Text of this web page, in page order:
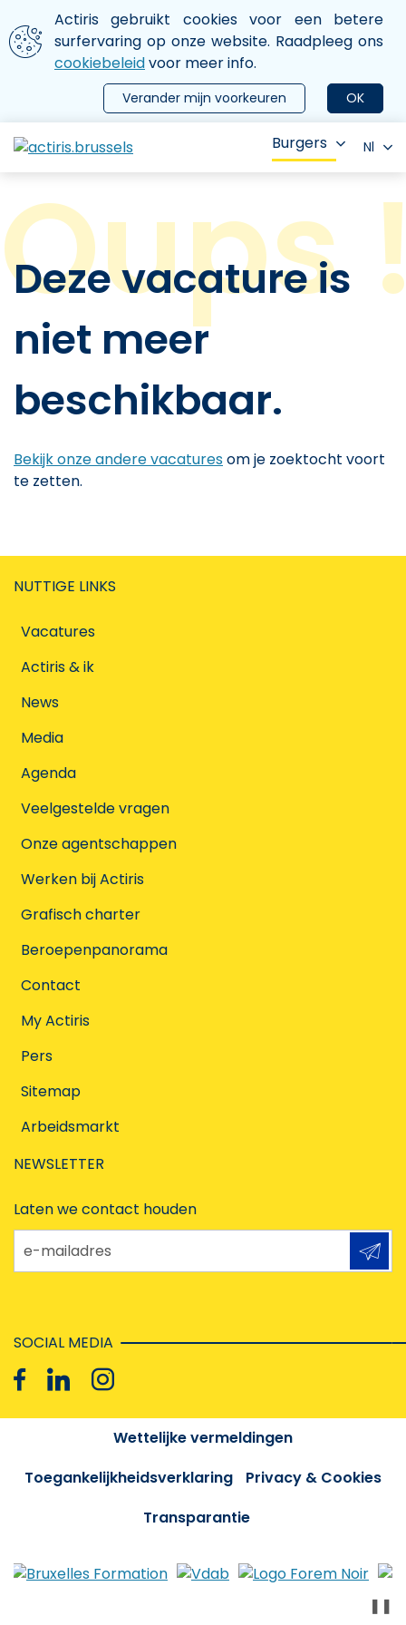
Aller au contenu principal
We gebruiken cookies
Actiris gebruikt cookies voor een betere
surfervaring op onze website. Raadpleeg ons
cookiebeleidvoor meer info.
OK
Verander mijn voorkeuren
le menu
Burgers Nl
Deze vacature is
niet meer
beschikbaar.
Bekijk onze andere vacaturesom je zoektocht voort
te zetten.
NUTTIGE LINKS
Vacatures
Actiris & ik
News
Media
Agenda
Veelgestelde vragen
Onze agentschappen
Werken bij Actiris
Grafisch charter
Beroepenpanorama
Contact
My Actiris
Pers
Sitemap
Arbeidsmarkt
NEWSLETTER
Laten we contact houden
e-mailadres
SOCIAL MEDIA
Wettelijke vermeldingen
Toegankelijkheidsverklaring
Privacy & Cookies
Transparantie
❚❚